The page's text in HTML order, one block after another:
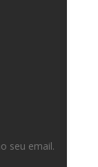
seu email.